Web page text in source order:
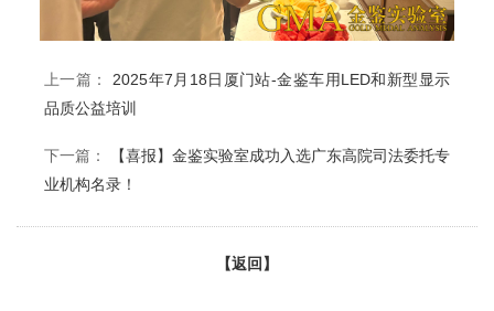
上一篇： 2025年7月18日厦门站-金鉴车用LED和新型显示
品质公益培训
下一篇：
【喜报】金鉴实验室成功入选广东高院司法委托专
业机构名录！
【返回】